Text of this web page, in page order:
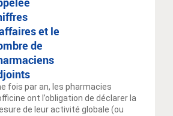
et le
de
fois par an, les pharmacies
ont l’obligation de déclarer la
de leur activité globale (ou